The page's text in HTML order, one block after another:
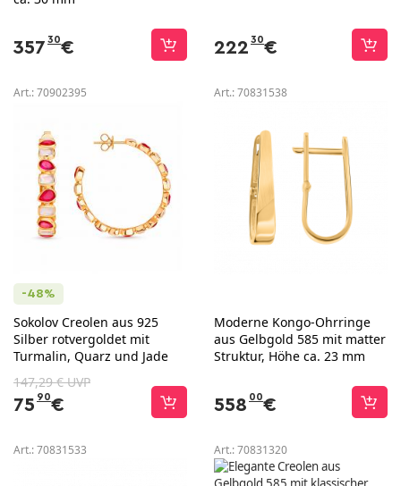
357 30€ 222 30€
Art.:70902395
-48%
Sokolov Creolen aus 925
Silber rotvergoldet mit
Turmalin, Quarz und Jade
147,29 € UVP
75 90€
Art.:70831538
Moderne Kongo-Ohrringe
aus Gelbgold 585 mit matter
Struktur, Höhe ca. 23 mm
558 00€
Art.:70831533 Art.:70831320